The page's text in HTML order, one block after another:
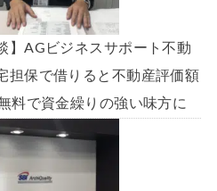
】AGビジネスサポート不動
担保で借りると不動産評価額
料で資金繰りの強い味方に